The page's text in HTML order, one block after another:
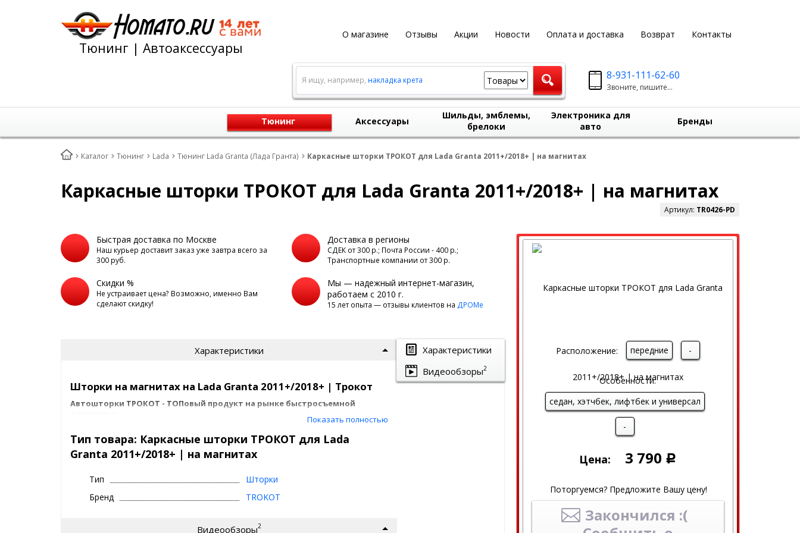
О магазине Отзывы Акции Новости Оплата и доставка Возврат Контакты
Тюнинг | Автоаксессуары
8-931-111-62-60
Звоните, пишите...
Я ищу, например, накладка крета
Тюнинг Аксессуары
Шильды, эмблемы,
брелоки
Электроника для
авто
Бренды
Каталог Тюнинг Lada Тюнинг Lada Granta (Лада Гранта) Каркасные шторки ТРОКОТ для Lada Granta 2011+/2018+ | на магнитах
Каркасные шторки ТРОКОТ для Lada Granta 2011+/2018+ | на магнитах
Артикул: TR0426-PD
Расположение: передние -
Особенности:
седан, хэтчбек, лифтбек и универсал
-
Цена: 3 790 Р
Поторгуемся? Предложите Вашу цену!
Закончился :(
Быстрая доставка по Москве
Наш курьер доставит заказ уже завтра всего за
300 руб.
Доставка в регионы
СДЕК от 300 р.; Почта России - 400 р.;
Транспортные компании от 300 р.
Скидки %
Не устраивает цена? Возможно, именно Вам
сделают скидку!
Мы — надежный интернет-магазин,
работаем с 2010 г.
15 лет опыта — отзывы клиентов на ДРОМе
Характеристики
Видеообзоры2
Характеристики
Шторки на магнитах на Lada Granta 2011+/2018+ | Трокот
Автошторки ТРОКОТ - ТОПовый продукт на рынке быстросъемной
Их советуют известные автоблогеры, такие как Academeg, Лиса Рулит и полно
положительных отзывов в интернете.
За что мы любим ТРОКОТ шторки для Lada Granta
2011+/2018+ ?
качество продукции (крепления, материалы)
Показать полностью
Тип товара: Каркасные шторки ТРОКОТ для Lada
Granta 2011+/2018+ | на магнитах
Тип
Шторки
Бренд
TROKOT
Видеообзоры2